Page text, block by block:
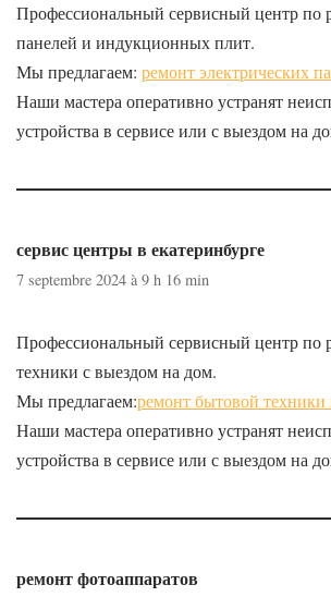
Профессиональный сервисный центр по
панелей и индукционных плит.
Мы предлагаем: ремонт электрических
Наши мастера оперативно устранят
устройства в сервисе или с выездом на
сервис центры в екатеринбурге
7 septembre 2024 à 9 h 16 min
Профессиональный сервисный центр по
техники с выездом на дом.
Мы предлагаем:ремонт бытовой техники
Наши мастера оперативно устранят
устройства в сервисе или с выездом на
ремонт фотоаппаратов